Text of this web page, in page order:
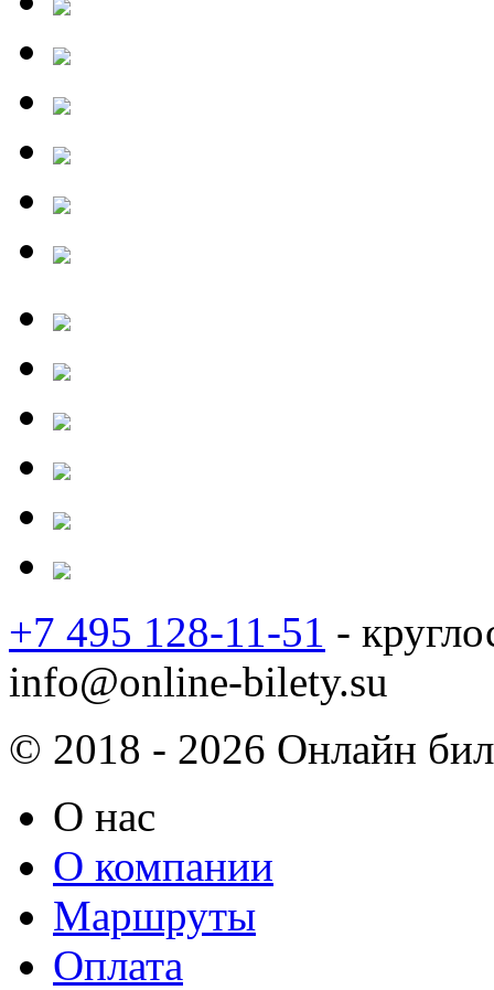
+7 495 128-11-51 -
info@online-bilety.su
© 2018 - 2026 Онлайн
О нас
О компании
Маршруты
Оплата